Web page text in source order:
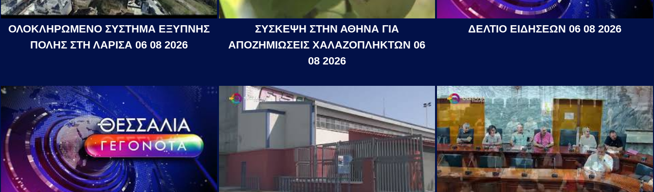
ΟΛΟΚΛΗΡΩΜΕΝΟ ΣΥΣΤΗΜΑ ΕΞΥΠΝΗΣ
ΠΟΛΗΣ ΣΤΗ ΛΑΡΙΣΑ 06 08 2026
ΣΥΣΚΕΨΗ ΣΤΗΝ ΑΘΗΝΑ ΓΙΑ
ΑΠΟΖΗΜΙΩΣΕΙΣ ΧΑΛΑΖΟΠΛΗΚΤΩΝ 06
08 2026
ΔΕΛΤΙΟ ΕΙΔΗΣΕΩΝ 06 08 2026